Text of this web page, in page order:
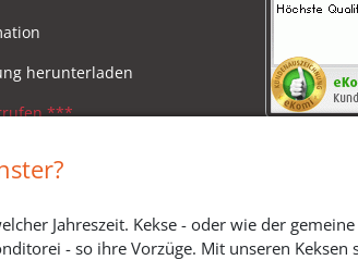
herunterladen
***
& Zahlungsmodi
Jahreszeit. Kekse - oder wie der
- so ihre Vorzüge. Mit unseren Keksen